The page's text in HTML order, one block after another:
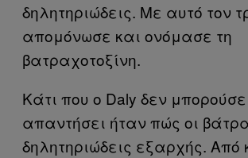
δηλητηριώδεις. Με αυτό τον
απομόνωσε και ονόμασε τη
βατραχοτοξίνη.
Κάτι που ο Daly δεν
απαντήσει ήταν πώς οι
δηλητηριώδεις εξαρχής. Από